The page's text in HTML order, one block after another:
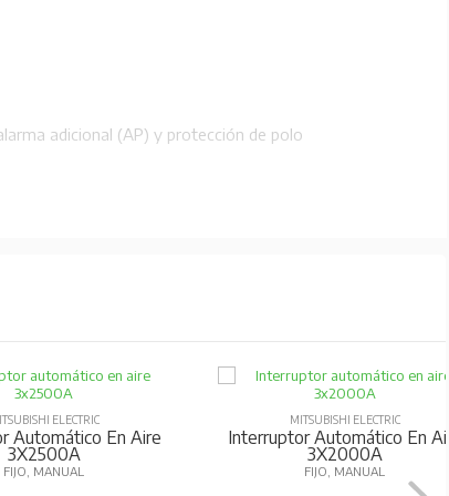
adicional (AP) y protección de polo
ELECTRIC
Automático En Aire
3X1600A
MANUAL
MITSUBISHI ELECTRIC
Interruptor Automático En
4X1250A
EXTRAIBLE, MANUAL